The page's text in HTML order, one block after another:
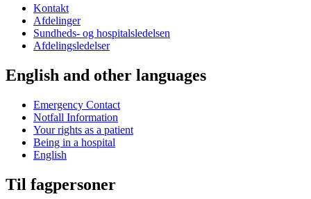
Kontakt
Afdelinger
Sundheds- og hospitalsledelsen
Afdelingsledelser
English and other languages
Emergency Contact
Notfall Information
Your rights as a patient
Being in a hospital
English
Til fagpersoner